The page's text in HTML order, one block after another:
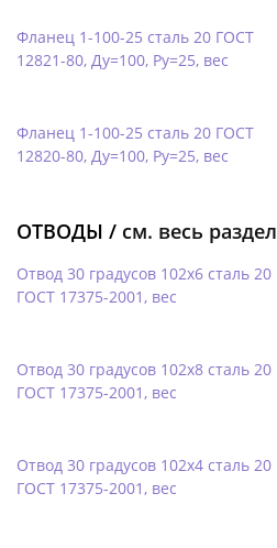
Фланец 1-100-25 сталь 20 ГОСТ
12821-80, Ду=100, Ру=25, вес
Фланец 1-100-25 сталь 20 ГОСТ
12820-80, Ду=100, Ру=25, вес
ОТВОДЫ / см. весь раздел
Отвод 30 градусов 102х6 сталь 20
ГОСТ 17375-2001, вес
Отвод 30 градусов 102х8 сталь 20
ГОСТ 17375-2001, вес
Отвод 30 градусов 102х4 сталь 20
ГОСТ 17375-2001, вес